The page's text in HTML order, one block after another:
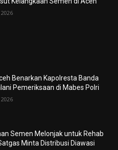
Benarkan Kapolresta Banda
Pemeriksaan di Mabes Polri
Semen Melonjak untuk Rehab
Minta Distribusi Diawasi